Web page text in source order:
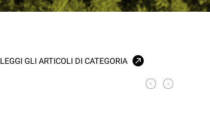
LEGGI GLI ARTICOLI DI CATEGORIA